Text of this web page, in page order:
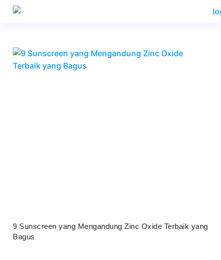
9 Sunscreen yang Mengandung Zinc Oxide Terbaik yang
Bagus